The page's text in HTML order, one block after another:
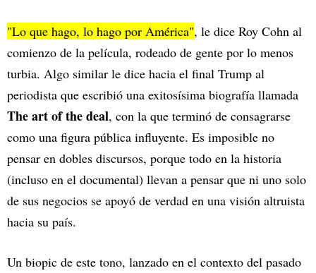
"Lo que hago, lo hago por América", le dice Roy Cohn al
comienzo de la película, rodeado de gente por lo menos
turbia. Algo similar le dice hacia el final Trump al
periodista que escribió una exitosísima biografía llamada
The art of the deal, con la que terminó de consagrarse
como una figura pública influyente. Es imposible no
pensar en dobles discursos, porque todo en la historia
(incluso en el documental) llevan a pensar que ni uno solo
de sus negocios se apoyó de verdad en una visión altruista
hacia su país.
Un biopic de este tono, lanzado en el contexto del pasado